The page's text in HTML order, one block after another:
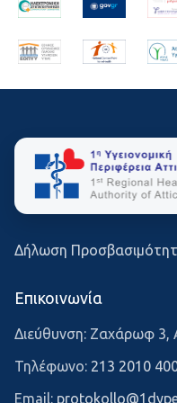
Δήλωση
Επικοινωνία
Διεύθυνση: Ζαχάρωφ 3,
Τηλέφωνο: 213 2010
Email: